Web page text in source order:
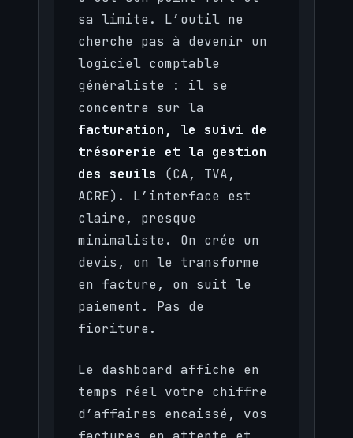
sa limite. L’outil ne
cherche pas à devenir un
logiciel comptable
généraliste : il se
concentre sur la
facturation, le suivi de
trésorerie et la gestion
des seuils (CA, TVA,
ACRE). L’interface est
claire, presque
minimaliste. On crée un
devis, on le transforme
en facture, on suit le
paiement. Pas de
fioriture.
Le dashboard affiche en
temps réel votre chiffre
d’affaires encaissé, vos